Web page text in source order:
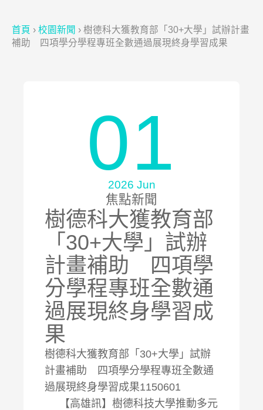
首頁 › 校園新聞 › 樹德科大獲教育部「30+大學」試辦計畫
補助 四項學分學程專班全數通過展現終身學習成果
01
2026 Jun
焦點新聞
樹德科大獲教育部
「30+大學」試辦
計畫補助 四項學
分學程專班全數通
過展現終身學習成
果
樹德科大獲教育部「30+大學」試辦
計畫補助 四項學分學程專班全數通
過展現終身學習成果1150601
【高雄訊】樹德科技大學推動多元